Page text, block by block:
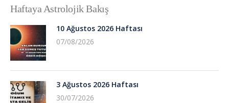
Haftaya Astrolojik Bakış
10 Ağustos 2026 Haftası
07/08/2026
3 Ağustos 2026 Haftası
30/07/2026